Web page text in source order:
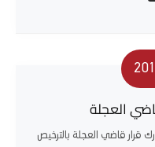
العجلة
قرار قاضي العجلة بالترخيص